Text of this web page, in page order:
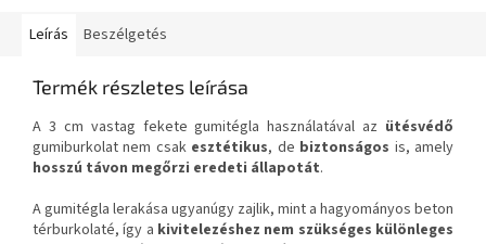
Leírás Beszélgetés
Termék részletes leírása
A 3 cm vastag fekete gumitégla használatával az ütésvédő
gumiburkolat nem csak esztétikus, de biztonságos is, amely
hosszú távon megőrzi eredeti állapotát.
A gumitégla lerakása ugyanúgy zajlik, mint a hagyományos beton
térburkolaté, így a kivitelezéshez nem szükséges különleges